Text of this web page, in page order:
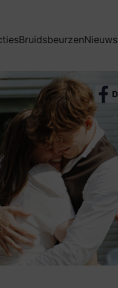
BruidsbeurzenNieuws